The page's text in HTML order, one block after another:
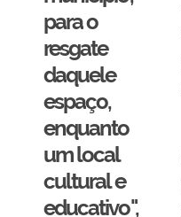
para o
resgate
daquele
espaço,
enquanto
um local
cultural e
educativo",